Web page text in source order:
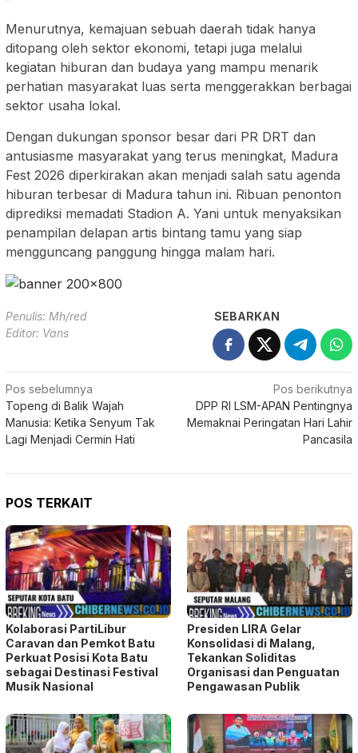
Menurutnya, kemajuan sebuah daerah tidak hanya
ditopang oleh sektor ekonomi, tetapi juga melalui
kegiatan hiburan dan budaya yang mampu menarik
perhatian masyarakat luas serta menggerakkan berbagai
sektor usaha lokal.
Dengan dukungan sponsor besar dari PR DRT dan
antusiasme masyarakat yang terus meningkat, Madura
Fest 2026 diperkirakan akan menjadi salah satu agenda
hiburan terbesar di Madura tahun ini. Ribuan penonton
diprediksi memadati Stadion A. Yani untuk menyaksikan
penampilan delapan artis bintang tamu yang siap
mengguncang panggung hingga malam hari.
Penulis: Mh/red
Editor: Vans
SEBARKAN
Navigasi
pos
Pos sebelumnya
Topeng di Balik Wajah
Manusia: Ketika Senyum Tak
Lagi Menjadi Cermin Hati
Pos berikutnya
DPP RI LSM-APAN Pentingnya
Memaknai Peringatan Hari Lahir
Pancasila
POS TERKAIT
Kolaborasi PartiLibur
Caravan dan Pemkot Batu
Perkuat Posisi Kota Batu
sebagai Destinasi Festival
Musik Nasional
Presiden LIRA Gelar
Konsolidasi di Malang,
Tekankan Soliditas
Organisasi dan Penguatan
Pengawasan Publik